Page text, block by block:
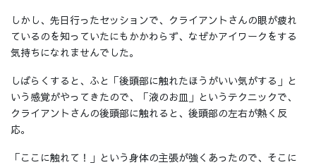
しかし、先日行ったセッションで、クライアントさんの眼が疲れ
ているのを知っていたにもかかわらず、なぜかアイワークをする
気持ちになれませんでした。
しばらくすると、ふと「後頭部に触れたほうがいい気がする」と
いう感覚がやってきたので、「液のお皿」というテクニックで、
クライアントさんの後頭部に触れると、後頭部の左右が熱く反
応。
「ここに触れて！」という身体の主張が強くあったので、そこに